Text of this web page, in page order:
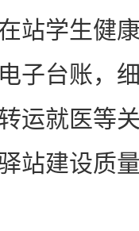
站学生健
子台账，
运就医等
站建设质